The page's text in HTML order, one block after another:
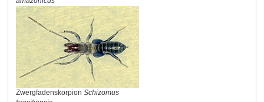
Zwergfadenskorpion Schizomus